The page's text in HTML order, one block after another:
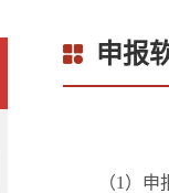
申报
（1）